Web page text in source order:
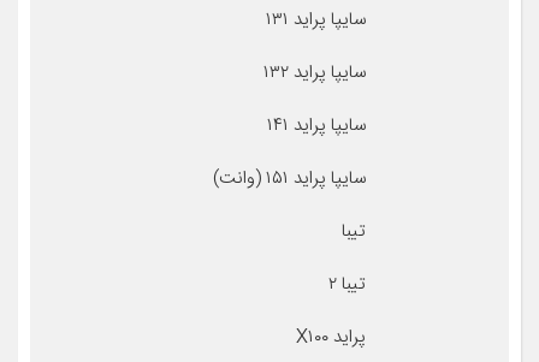
سایپا پراید ۱۳۱
سایپا پراید ۱۳۲
سایپا پراید ۱۴۱
سایپا پراید ۱۵۱ (وانت)
تیبا
تیبا ۲
پراید X۱۰۰